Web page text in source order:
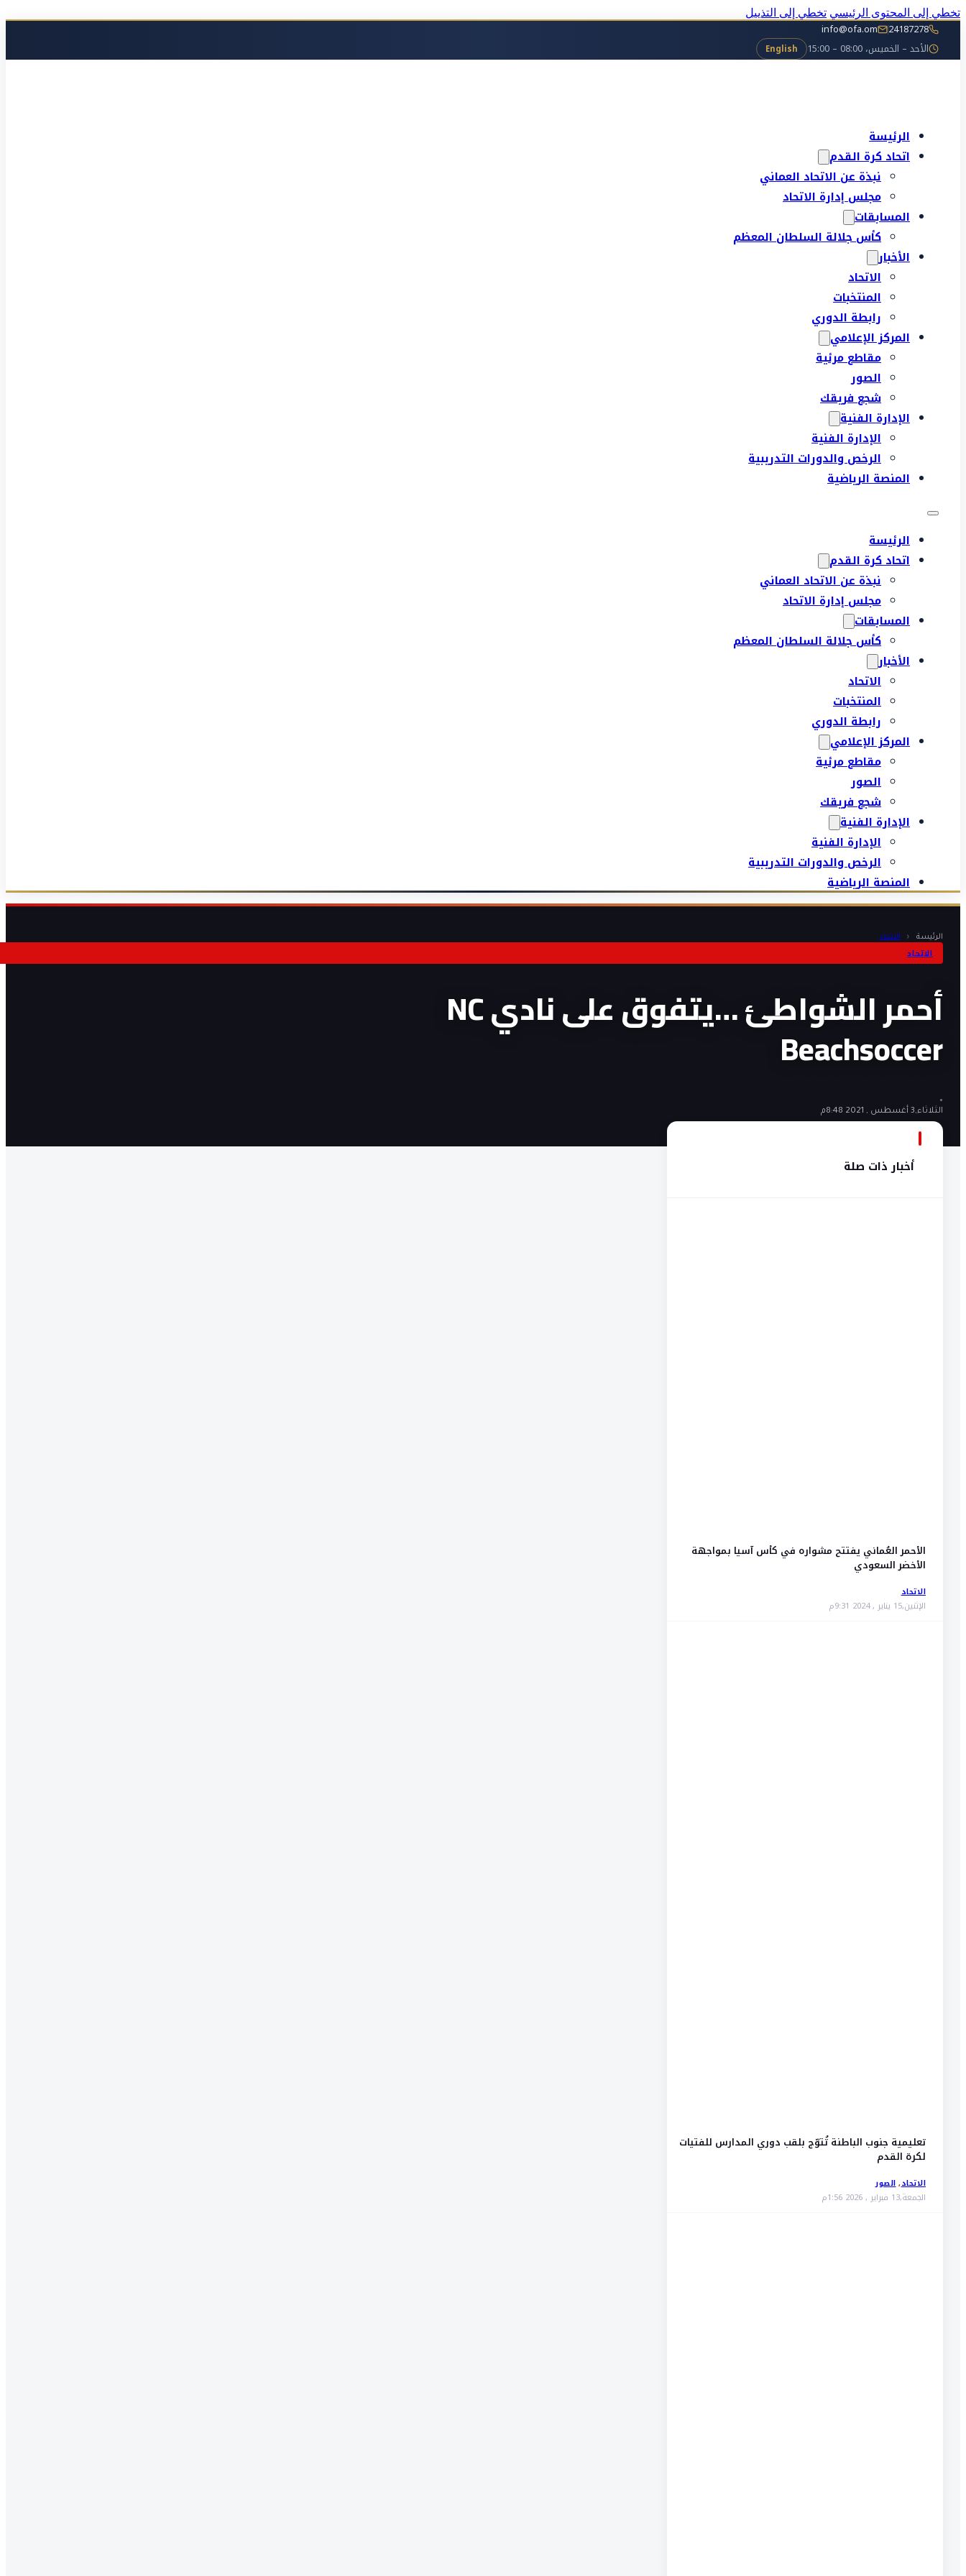
تخطي إلى المحتوى الرئيسي تخطي إلى التذييل
24187278
info@ofa.om
الأحد – الخميس، 08:00 – 15:00
English
الرئيسة
اتحاد كرة القدم
نبذة عن الاتحاد العماني
مجلس إدارة الاتحاد
المسابقات
كأس جلالة السلطان المعظم
الأخبار
الاتحاد
المنتخبات
رابطة الدوري
المركز الإعلامي
مقاطع مرئية
الصور
شجع فريقك
الإدارة الفنية
الإدارة الفنية
الرخص والدورات التدريبية
المنصة الرياضية
الرئيسة
اتحاد كرة القدم
نبذة عن الاتحاد العماني
مجلس إدارة الاتحاد
المسابقات
كأس جلالة السلطان المعظم
الأخبار
الاتحاد
المنتخبات
رابطة الدوري
المركز الإعلامي
مقاطع مرئية
الصور
شجع فريقك
الإدارة الفنية
الإدارة الفنية
الرخص والدورات التدريبية
المنصة الرياضية
الرئيسة ‹ الاتحاد
الاتحاد
أحمر الشواطئ …يتفوق على نادي NC
Beachsoccer
•
الثلاثاء,3 أغسطس , 2021 8:48م
أخبار ذات صلة
الأحمر العُماني يفتتح مشواره في كأس آسيا بمواجهة
الأخضر السعودي
الاتحاد
الإثنين,15 يناير , 2024 9:31م
تعليمية جنوب الباطنة تُتوّج بلقب دوري المدارس للفتيات
لكرة القدم
الاتحاد,الصور
الجمعة,13 فبراير , 2026 1:56م